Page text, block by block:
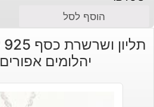
הוסף לסל
יהלומים אפורים 10. קרט